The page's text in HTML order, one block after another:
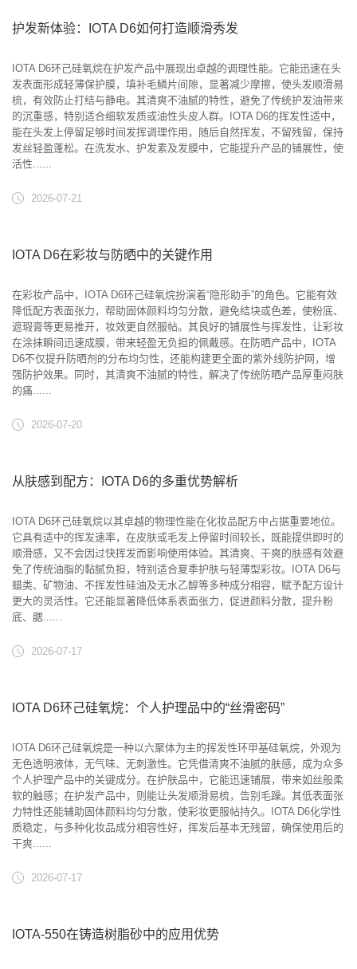
护发新体验：IOTA D6如何打造顺滑秀发
IOTA D6环己硅氧烷在护发产品中展现出卓越的调理性能。它能迅速在头
发表面形成轻薄保护膜，填补毛鳞片间隙，显著减少摩擦，使头发顺滑易
梳，有效防止打结与静电。其清爽不油腻的特性，避免了传统护发油带来
的沉重感，特别适合细软发质或油性头皮人群。IOTA D6的挥发性适中，
能在头发上停留足够时间发挥调理作用，随后自然挥发，不留残留，保持
发丝轻盈蓬松。在洗发水、护发素及发膜中，它能提升产品的铺展性，使
活性......
2026-07-21
IOTA D6在彩妆与防晒中的关键作用
在彩妆产品中，IOTA D6环己硅氧烷扮演着“隐形助手”的角色。它能有效
降低配方表面张力，帮助固体颜料均匀分散，避免结块或色差，使粉底、
遮瑕膏等更易推开，妆效更自然服帖。其良好的铺展性与挥发性，让彩妆
在涂抹瞬间迅速成膜，带来轻盈无负担的佩戴感。在防晒产品中，IOTA
D6不仅提升防晒剂的分布均匀性，还能构建更全面的紫外线防护网，增
强防护效果。同时，其清爽不油腻的特性，解决了传统防晒产品厚重闷肤
的痛......
2026-07-20
从肤感到配方：IOTA D6的多重优势解析
IOTA D6环己硅氧烷以其卓越的物理性能在化妆品配方中占据重要地位。
它具有适中的挥发速率，在皮肤或毛发上停留时间较长，既能提供即时的
顺滑感，又不会因过快挥发而影响使用体验。其清爽、干爽的肤感有效避
免了传统油脂的黏腻负担，特别适合夏季护肤与轻薄型彩妆。IOTA D6与
蜡类、矿物油、不挥发性硅油及无水乙醇等多种成分相容，赋予配方设计
更大的灵活性。它还能显著降低体系表面张力，促进颜料分散，提升粉
底、腮......
2026-07-17
IOTA D6环己硅氧烷：个人护理品中的“丝滑密码”
IOTA D6环己硅氧烷是一种以六聚体为主的挥发性环甲基硅氧烷，外观为
无色透明液体，无气味、无刺激性。它凭借清爽不油腻的肤感，成为众多
个人护理产品中的关键成分。在护肤品中，它能迅速铺展，带来如丝般柔
软的触感；在护发产品中，则能让头发顺滑易梳，告别毛躁。其低表面张
力特性还能辅助固体颜料均匀分散，使彩妆更服帖持久。IOTA D6化学性
质稳定，与多种化妆品成分相容性好，挥发后基本无残留，确保使用后的
干爽......
2026-07-17
IOTA-550在铸造树脂砂中的应用优势